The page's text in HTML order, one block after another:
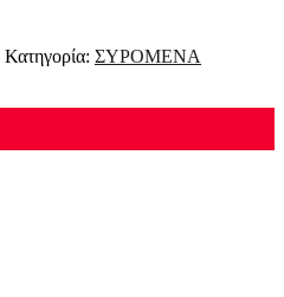
Κατηγορία: ΣΥΡΟΜΕΝΑ